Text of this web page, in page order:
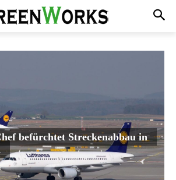
befürchtet Streckenabbau in